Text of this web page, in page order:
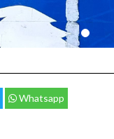
Whatsapp